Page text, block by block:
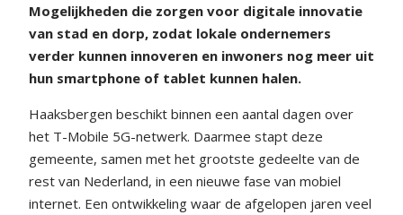
Mogelijkheden die zorgen voor digitale innovatie
van stad en dorp, zodat lokale ondernemers
verder kunnen innoveren en inwoners nog meer uit
hun smartphone of tablet kunnen halen.
Haaksbergen beschikt binnen een aantal dagen over
het T-Mobile 5G-netwerk. Daarmee stapt deze
gemeente, samen met het grootste gedeelte van de
rest van Nederland, in een nieuwe fase van mobiel
internet. Een ontwikkeling waar de afgelopen jaren veel